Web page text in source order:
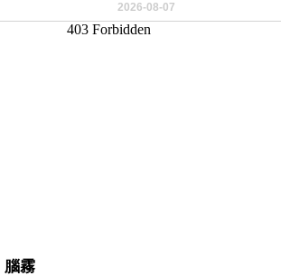
驚世駭俗的神通法門 也未必讀
2026-08-07
腦霧